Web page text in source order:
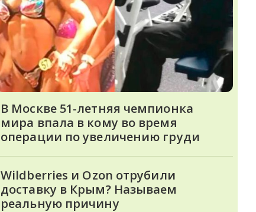
В Москве 51-летняя чемпионка
мира впала в кому во время
операции по увеличению груди
Wildberries и Ozon отрубили
доставку в Крым? Называем
реальную причину